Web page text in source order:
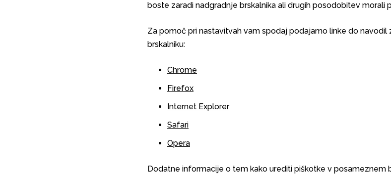
boste zaradi nadgradnje brskalnika ali drugih posodobitev morali
Za pomoč pri nastavitvah vam spodaj podajamo linke do
brskalniku:
Chrome
Firefox
Internet Explorer
Safari
Opera
Dodatne informacije o tem kako urediti piškotke v posameznem